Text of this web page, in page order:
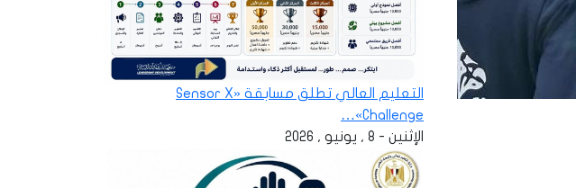
التعليم العالي تطلق مسابقة «Sensor X
Challenge»…
الإثنين - 8 , يونيو , 2026